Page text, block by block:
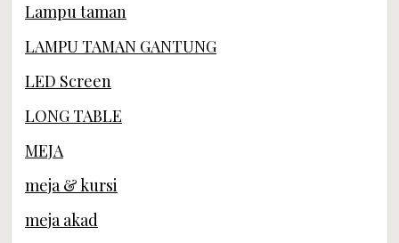
Lampu taman
LAMPU TAMAN GANTUNG
LED Screen
LONG TABLE
MEJA
meja & kursi
meja akad